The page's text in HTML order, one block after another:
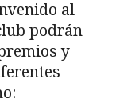
al
podrán
y